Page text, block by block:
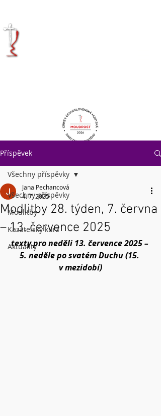
Příspěvek
Všechny příspěvky
Modlitby
Kazatelský kurz
Aktuality
Všechny příspěvky
Modlitby 28. týden, 7. června
– 13. července 2025
Jana Pechancová
4. 7. 2025
texty pro neděli 13. července 2025 –
5. neděle po svatém Duchu (15.
v mezidobí)